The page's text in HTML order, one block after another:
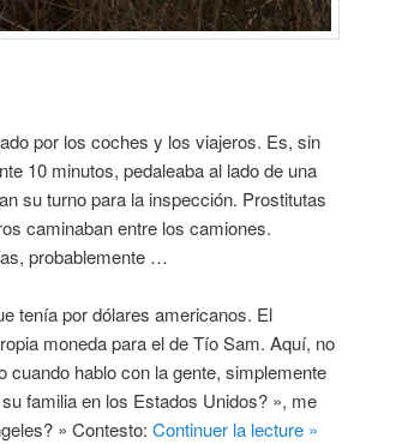
por los coches y los viajeros. Es, sin
10 minutos, pedaleaba al lado de una
su turno para la inspección. Prostitutas
caminaban entre los camiones.
probablemente …
tenía por dólares americanos. El
moneda para el de Tío Sam. Aquí, no
cuando hablo con la gente, simplemente
familia en los Estados Unidos? », me
» Contesto: Continuer la lecture »